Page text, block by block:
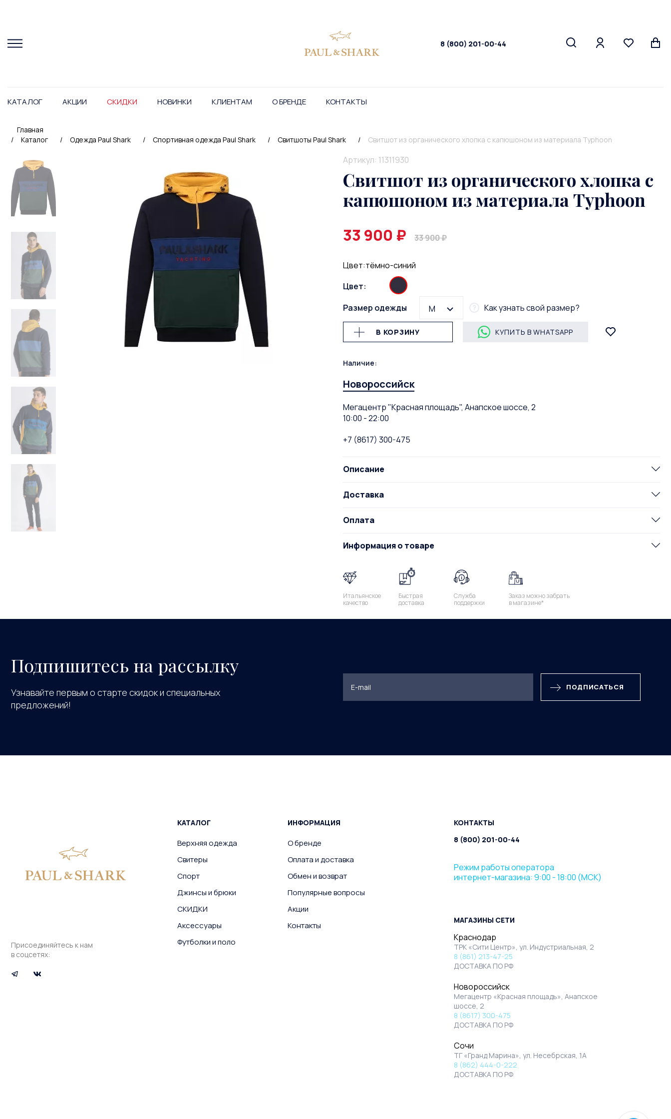
8 (800) 201-00-44
КАТАЛОГ АКЦИИ СКИДКИ НОВИНКИ КЛИЕНТАМ О БРЕНДЕ КОНТАКТЫ
Главная
/
Каталог / Одежда Paul Shark / Спортивная одежда Paul Shark / Свитшоты Paul Shark / Свитшот из органического хлопка с капюшоном из материала Typhoon
Артикул: 11311930
Свитшот из органического хлопка с
капюшоном из материала Typhoon
33 900 ₽ 33 900 ₽
Цвет:тёмно-синий
Цвет:
Размер одежды
M Как узнать свой размер?
В КОРЗИНУ КУПИТЬ В WHATSAPP
Наличие:
Новороссийск
Мегацентр "Красная площадь", Анапское шоссе, 2
10:00 - 22:00
+7 (8617) 300-475
Описание
Доставка
Оплата
Информация о товаре
Итальянское
качество
Быстрая
доставка
Служба
поддержки
Заказ можно забрать
в магазине*
Подпишитесь на рассылку
Узнавайте первым о старте скидок и специальных
предложений!
ПОДПИСАТЬСЯ
Присоединяйтесь к нам
в соцсетях:
КАТАЛОГ
Верхняя одежда
Свитеры
Спорт
Джинсы и брюки
СКИДКИ
Аксессуары
Футболки и поло
ИНФОРМАЦИЯ
О бренде
Оплата и доставка
Обмен и возврат
Популярные вопросы
Акции
Контакты
КОНТАКТЫ
8 (800) 201-00-44
Режим работы оператора
интернет-магазина: 9:00 - 18:00 (МСК)
МАГАЗИНЫ СЕТИ
Краснодар
ТРК «Сити Центр», ул. Индустриальная, 2
8 (861) 213-47-25
ДОСТАВКА ПО РФ
Новороссийск
Мегацентр «Красная площадь», Анапское
шоссе, 2
8 (8617) 300-475
ДОСТАВКА ПО РФ
Сочи
ТГ «Гранд Марина», ул. Несебрская, 1А
8 (862) 444-0-222
ДОСТАВКА ПО РФ